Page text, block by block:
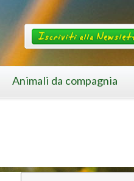
Animali da compagnia